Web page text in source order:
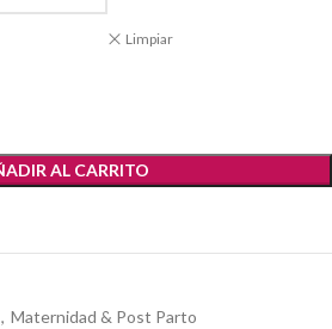
Limpiar
AL CARRITO
, Maternidad & Post Parto